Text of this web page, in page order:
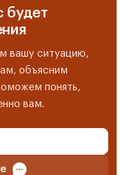
будет
вашу ситуацию,
объясним
понять,
вам.